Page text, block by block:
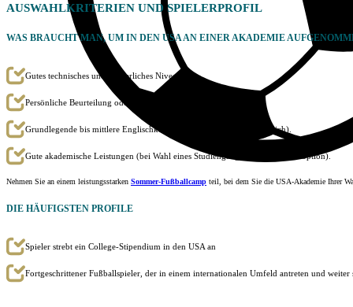
AUSWAHLKRITERIEN UND SPIELERPROFIL
WAS BRAUCHT MAN, UM IN DEN USA AN EINER AKADEMIE
Gutes technisches und körperliches Niveau.
Persönliche Beurteilung oder Fernbeurteilung per Video.
Grundlegende bis mittlere Englischkenntnisse (aber nicht ausschließlich).
Gute akademische Leistungen (bei Wahl eines Studiengangs mit Universitätsoption).
Nehmen Sie an einem leistungsstarken Sommer-Fußballcamp teil, bei dem Sie die USA-Akademie Ihrer
DIE HÄUFIGSTEN PROFILE
Spieler strebt ein College-Stipendium in den USA an
Fortgeschrittener Fußballspieler, der in einem internationalen Umfeld antreten und weiter